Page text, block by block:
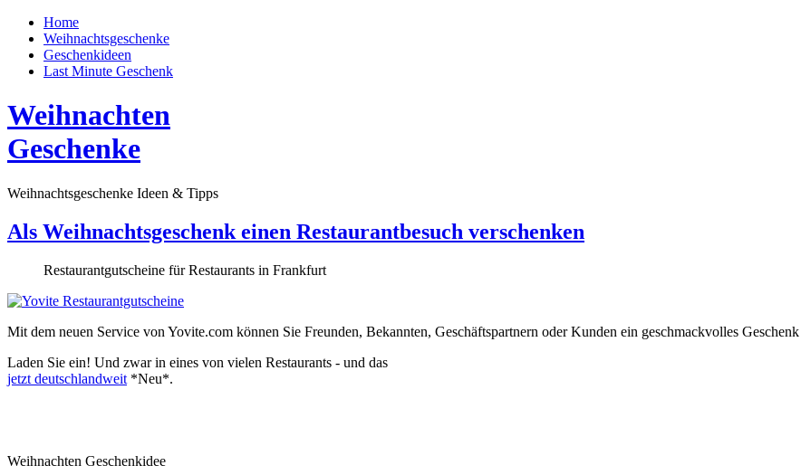
Home
Weihnachtsgeschenke
Geschenkideen
Last Minute Geschenk
Weihnachten
Geschenke
Weihnachtsgeschenke Ideen & Tipps
Als Weihnachtsgeschenk einen Restaurantbesuch verschenken
Restaurantgutscheine für Restaurants in Frankfurt
Mit dem neuen Service von Yovite.com können Sie Freunden, Bekannten, Geschäftspartnern oder Kunden ein geschmackvolles
Laden Sie ein! Und zwar in eines von vielen Restaurants - und das
jetzt deutschlandweit *Neu*.
Weihnachten Geschenkidee